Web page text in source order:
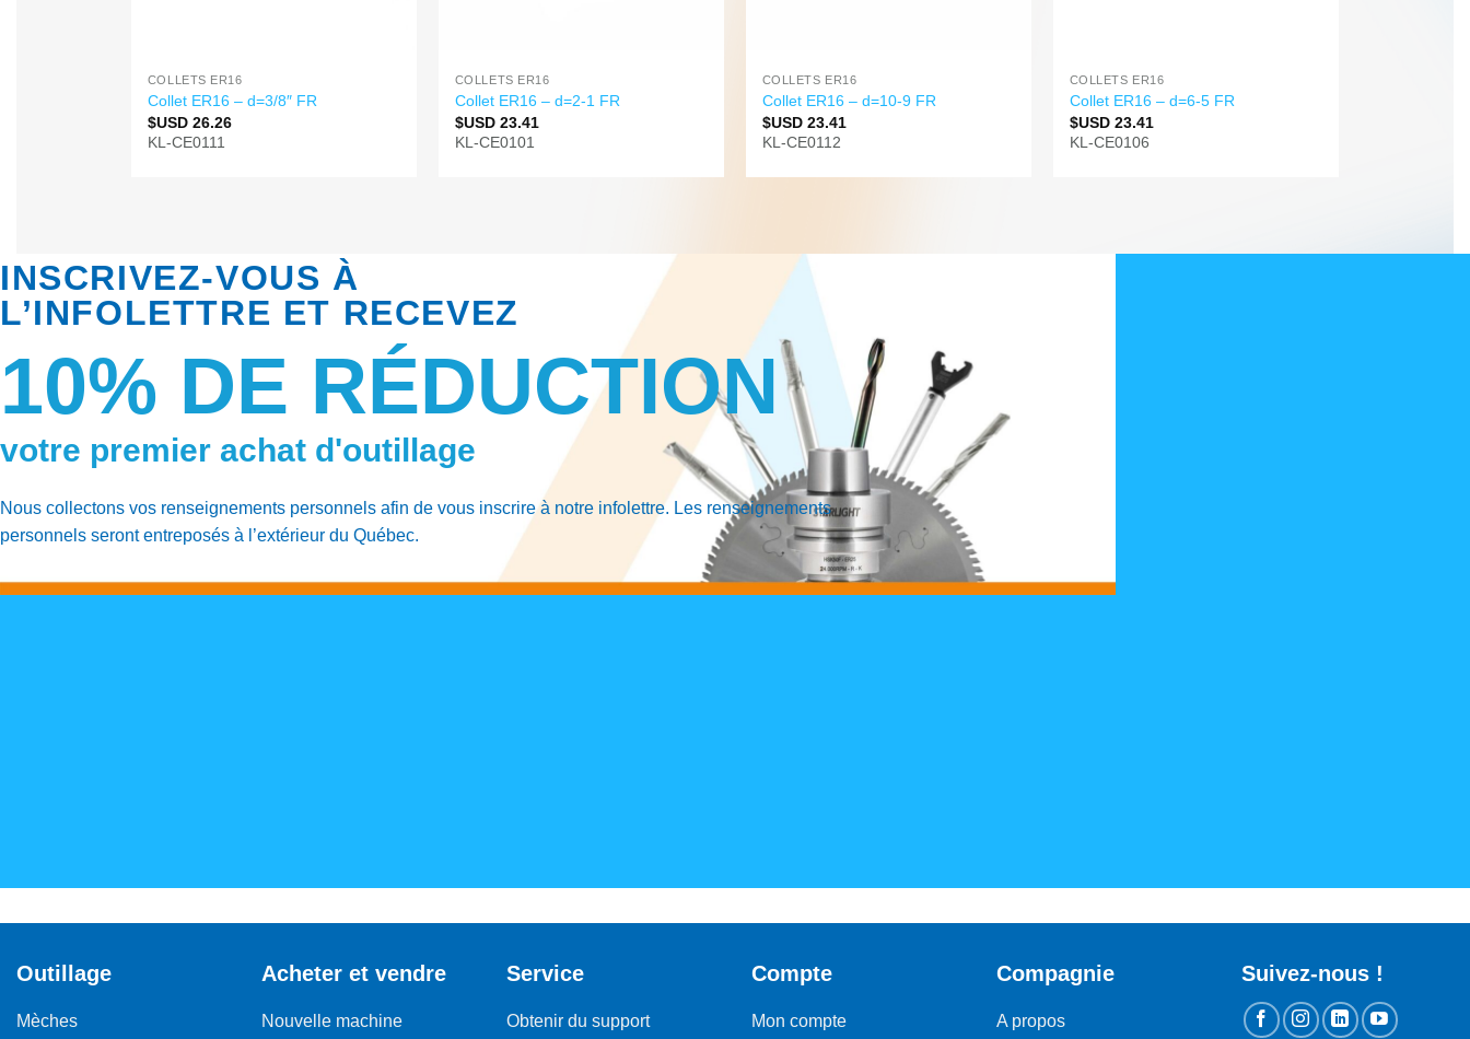
COLLETS ER16
Collet ER16 – d=3/8″ FR
$USD26.26
KL-CE0111
COLLETS ER16
Collet ER16 – d=2-1 FR
$USD23.41
KL-CE0101
COLLETS ER16
Collet ER16 – d=10-9 FR
$USD23.41
KL-CE0112
COLLETS ER16
Collet ER16 – d=6-5 FR
$USD23.41
KL-CE0106
INSCRIVEZ-VOUS À
L’INFOLETTRE ET RECEVEZ
10% DE RÉDUCTION
votre premier achat d'outillage
Nous collectons vos renseignements personnels afin de vous inscrire à notre infolettre. Les renseignements
personnels seront entreposés à l’extérieur du Québec.
Outillage
Mèches
Acheter et vendre
Nouvelle machine
Service
Obtenir du support
Compte
Mon compte
Compagnie
A propos
Suivez-nous !